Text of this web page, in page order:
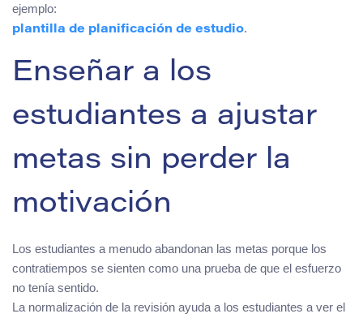
ejemplo:
plantilla de planificación de estudio.
Enseñar a los
estudiantes a ajustar
metas sin perder la
motivación
Los estudiantes a menudo abandonan las metas porque los
contratiempos se sienten como una prueba de que el esfuerzo
no tenía sentido.
La normalización de la revisión ayuda a los estudiantes a ver el